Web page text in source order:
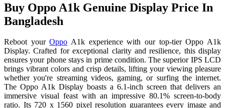
Buy Oppo A1k Genuine Display Price In
Bangladesh
Reboot yourOppo A1k experience with our top-tier Oppo A1k
Display. Crafted for exceptional clarity and resilience, this display
ensures your phone stays in prime condition. The superior IPS LCD
brings vibrant colors and crisp details, lifting your viewing pleasure
whether you're streaming videos, gaming, or surfing the internet.
The Oppo A1k Display boasts a 6.1-inch screen that delivers an
immersive visual feast with an impressive 80.1% screen-to-body
ratio. Its 720 x 1560 pixel resolution guarantees every image and